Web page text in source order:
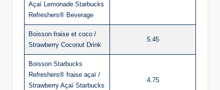
Açaí Lemonade Starbucks
Refreshers® Beverage
Boisson fraise et coco /
Strawberry Coconut Drink
5.45
Boisson Starbucks
Refreshers® fraise açaï /
Strawberry Açaí Starbucks
4.75